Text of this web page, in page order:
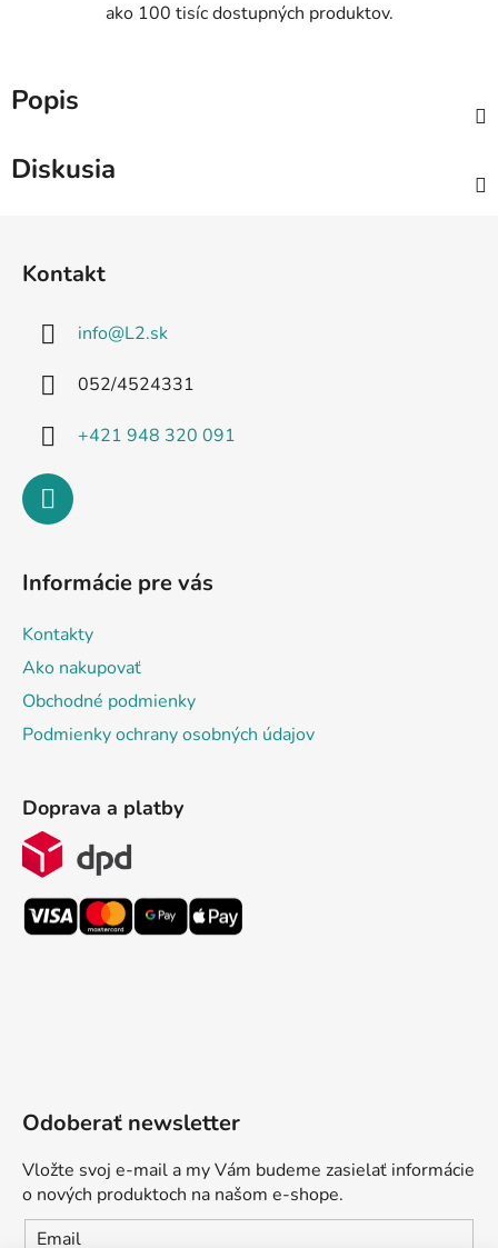
ako 100 tisíc dostupných produktov.
Popis
Diskusia
Kontakt
info@L2.sk
052/4524331
+421 948 320 091
Informácie pre vás
Kontakty
Ako nakupovať
Obchodné podmienky
Podmienky ochrany osobných údajov
Doprava a platby
Odoberať newsletter
Vložte svoj e-mail a my Vám budeme zasielať informácie
o nových produktoch na našom e-shope.
Email